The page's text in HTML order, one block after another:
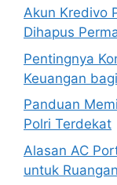
Akun Kredivo
Dihapus
Pentingnya
Keuangan
Panduan
Polri Terdekat
Alasan AC
untuk